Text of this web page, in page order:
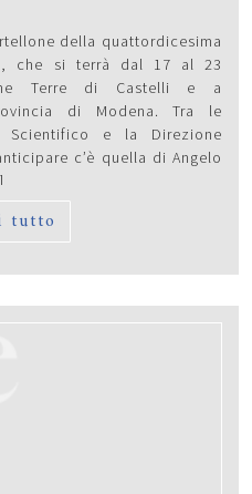
della quattordicesima
che si terrà dal 17 al 23
Terre di Castelli e a
di Modena. Tra le
e la Direzione
c’è quella di Angelo
tutto